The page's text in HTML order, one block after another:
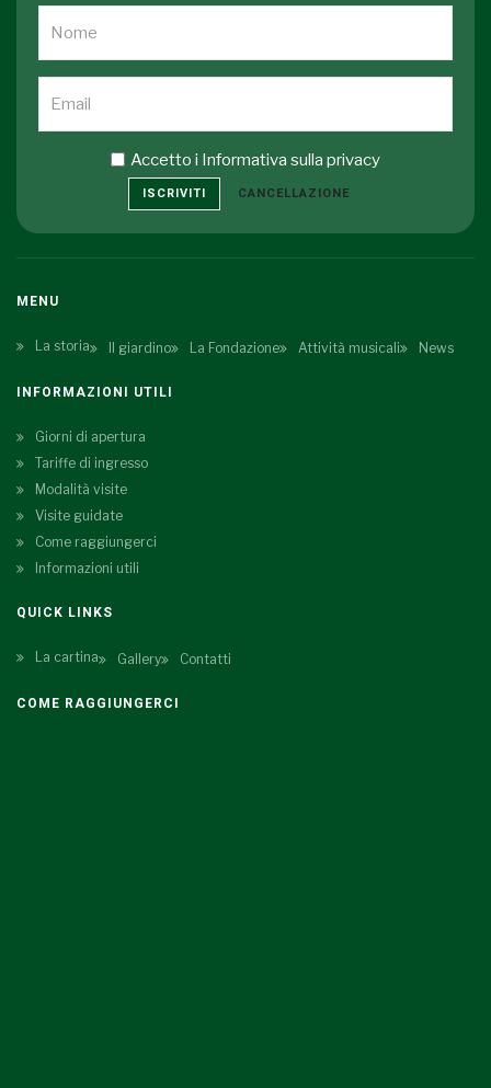
Accetto i Informativa sulla privacy
ISCRIVITI CANCELLAZIONE
MENU
La storia Il giardino La Fondazione Attività musicali News
INFORMAZIONI UTILI
Giorni di apertura
Tariffe di ingresso
Modalità visite
Visite guidate
Come raggiungerci
Informazioni utili
QUICK LINKS
La cartina Gallery Contatti
COME RAGGIUNGERCI